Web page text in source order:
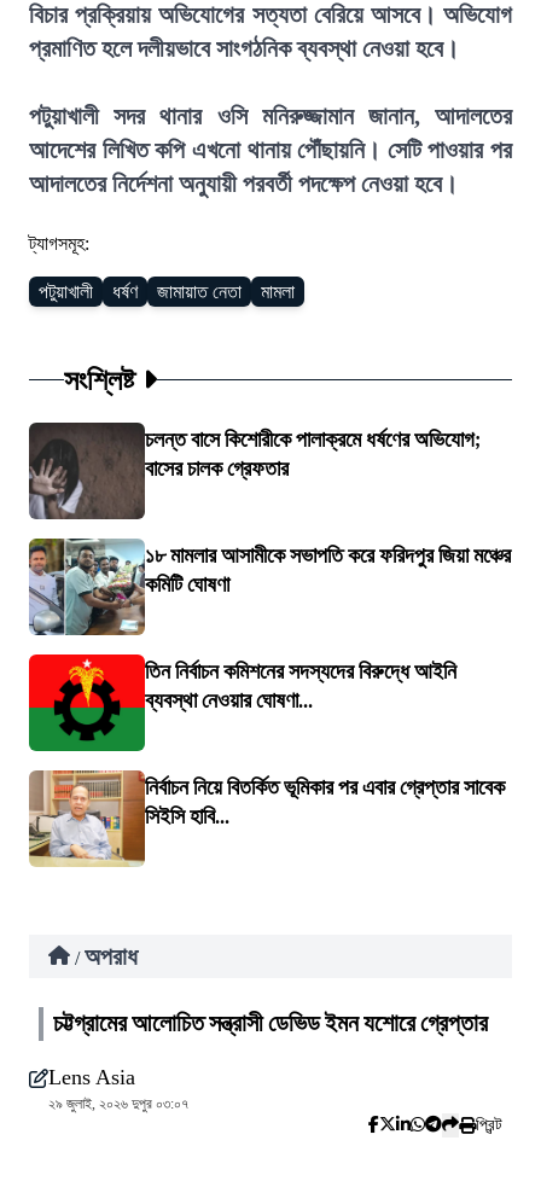
বিচার প্রক্রিয়ায় অভিযোগের সত্যতা বেরিয়ে আসবে। অভিযোগ
প্রমাণিত হলে দলীয়ভাবে সাংগঠনিক ব্যবস্থা নেওয়া হবে।
পটুয়াখালী সদর থানার ওসি মনিরুজ্জামান জানান, আদালতের
আদেশের লিখিত কপি এখনো থানায় পৌঁছায়নি। সেটি পাওয়ার পর
আদালতের নির্দেশনা অনুযায়ী পরবর্তী পদক্ষেপ নেওয়া হবে।
ট্যাগসমূহ:
পটুয়াখালী ধর্ষণ জামায়াত নেতা মামলা
সংশ্লিষ্ট
চলন্ত বাসে কিশোরীকে পালাক্রমে ধর্ষণের অভিযোগ;
বাসের চালক গ্রেফতার
১৮ মামলার আসামীকে সভাপতি করে ফরিদপুর জিয়া মঞ্চের
কমিটি ঘোষণা
তিন নির্বাচন কমিশনের সদস্যদের বিরুদ্ধে আইনি
ব্যবস্থা নেওয়ার ঘোষণা...
নির্বাচন নিয়ে বিতর্কিত ভূমিকার পর এবার গ্রেপ্তার সাবেক
সিইসি হাবি...
/ অপরাধ
চট্টগ্রামের আলোচিত সন্ত্রাসী ডেভিড ইমন যশোরে গ্রেপ্তার
Lens Asia
২৯ জুলাই, ২০২৬ দুপুর ০৩:০৭
প্রিন্ট